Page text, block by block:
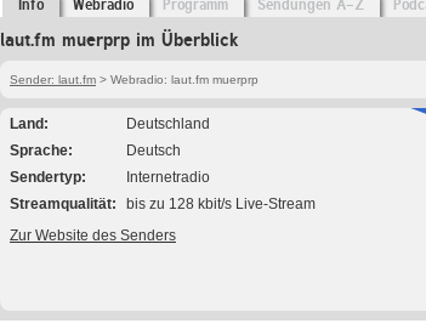
Info Webradio Programm Sendungen A-Z
laut.fm muerprp im Überblick
Sender: laut.fm > Webradio: laut.fm muerprp
Land
Deutschland
Sprache
Deutsch
Sendertyp
Internetradio
Streamqualität
bis zu 128 kbit/s Live-Stream
Zur Website des Senders